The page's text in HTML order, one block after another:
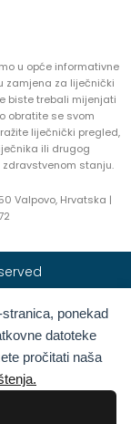
ponekad
datoteke
pročitati naša
u opće informativne
zamjena za liječnički
biste trebali mijenjati
obratite se svom
liječnički pregled,
ili drugog
stanju.
Valpovo, Hrvatska |
)
(Poljski)
( Talijanski)
(Francuski)